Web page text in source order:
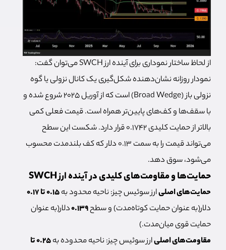
از لحاظ ساختار نموداری برای آینده ارز SWCH می‎‌توان گفت:
نمودار روزانه نشان‌دهنده شکل‌گیری یک کانال نزولی یا گوه
نزولی باز (Broad Wedge) است که از آوریل ۲۰۲۵ شروع شده و
با سقف‌ها و کف‌های پایین‌تر همراه است. قیمت فعلی کمی
بالاتر از حمایت کلیدی ۰.۱۷۴۲ قرار دارد. شکست این سطح
می‌تواند قیمت را به سمت ۰.۱۳ دلار که کف بلندمدت محسوب
می‌شود، سوق دهد.
حمایت‌ها و مقاومت‌های کلیدی در آینده ارز SWCH
حمایت‌های اصلیارز سوئیس چیز: ناحیه محدود به۰.۱۵ تا ۰.۱۷
دلار(به عنوان حمایت کوتاه‌مدت) و سطح۰.۱۳۹دلار(به عنوان
حمایت قوی میان‌مدت.)
مقاومت‌های اصلیارز سوئيس چیز: ناحیه محدوده به
۰.۲۵ تا